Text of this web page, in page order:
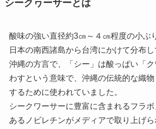
シークヮーサーとは
酸味の強い直径約3㎝～４㎝程度の小ぶ
日本の南西諸島から台湾にかけて分布し
沖縄の方言で、「シー」は酸っぱい「
わすという意味で、沖縄の伝統的な織物
するために使われていました。
シークワーサーに豊富に含まれるフラ
あるノビレチンがメディアで取り上げ